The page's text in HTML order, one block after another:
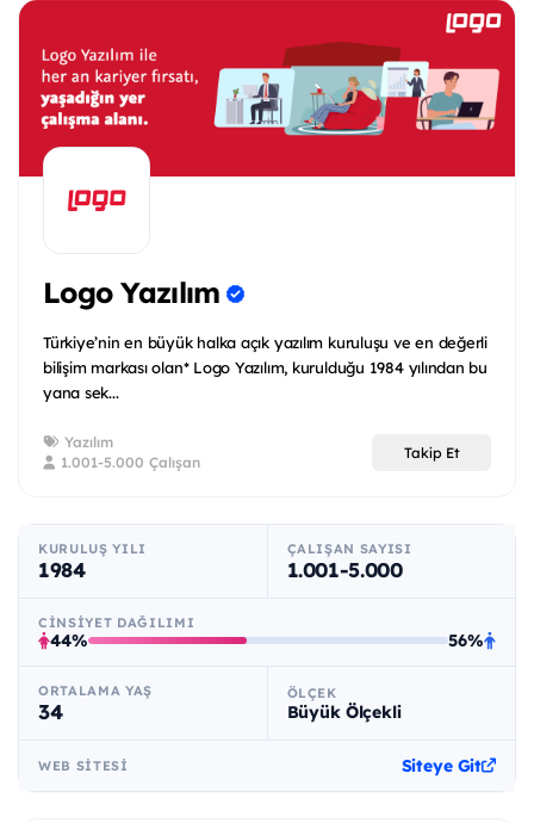
Logo Yazılım
Türkiye’nin en büyük halka açık yazılım kuruluşu ve en değerli
bilişim markası olan* Logo Yazılım, kurulduğu 1984 yılından bu
yana sek...
Yazılım
1.001-5.000 Çalışan
Takip Et
KURULUŞ YILI
1984
ÇALIŞAN SAYISI
1.001-5.000
CINSIYET DAĞILIMI
44% 56%
ORTALAMA YAŞ
34
ÖLÇEK
Büyük Ölçekli
WEB SITESI Siteye Git